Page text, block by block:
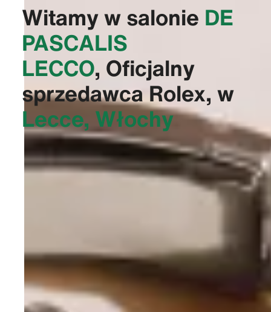
Witamy w salonie ‭DE
PASCALIS
LECCO‬, Oficjalny
sprzedawca Rolex, w
Lecce, Włochy